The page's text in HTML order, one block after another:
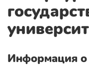
Информация о